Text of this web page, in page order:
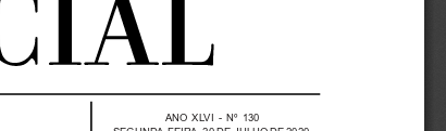
ANO  X  LV  I  -  Nº  130